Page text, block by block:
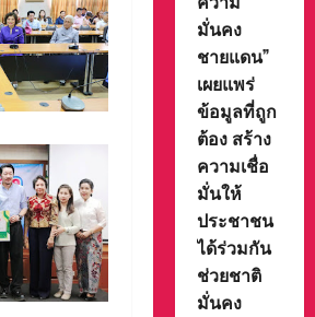
มั่นคง
ชายแดน”
เผยแพร่
ข้อมูลที่ถูก
ต้อง สร้าง
ความเชื่อ
มั่นให้
ประชาชน
ได้ร่วมกัน
ช่วยชาติ
มั่นคง